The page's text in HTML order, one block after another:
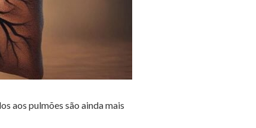
aos pulmões são ainda mais